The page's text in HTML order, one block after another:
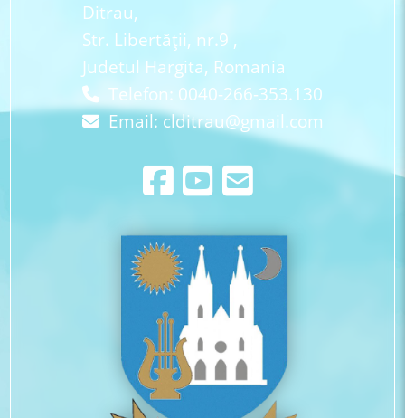
Ditrau,
Str. Libertăţii, nr.9 ,
Judetul Hargita, Romania
Telefon: 0040-266-353.130
Email:clditrau@gmail.com